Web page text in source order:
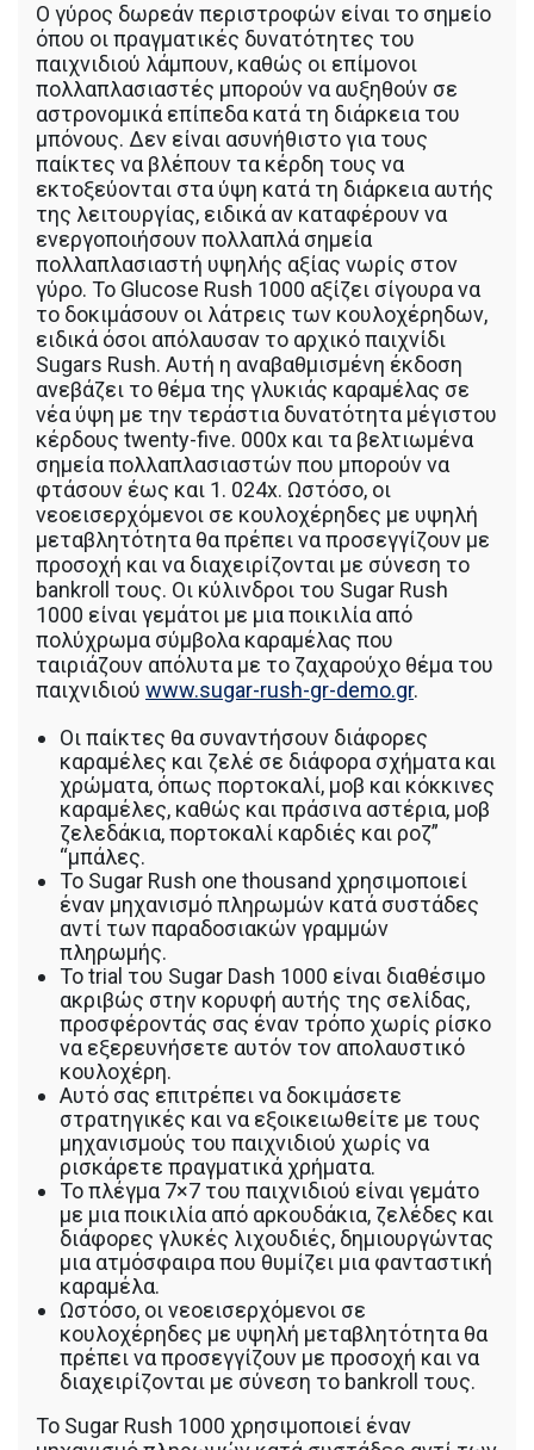
Ο γύρος δωρεάν περιστροφών είναι το σημείο
όπου οι πραγματικές δυνατότητες του
παιχνιδιού λάμπουν, καθώς οι επίμονοι
πολλαπλασιαστές μπορούν να αυξηθούν σε
αστρονομικά επίπεδα κατά τη διάρκεια του
μπόνους. Δεν είναι ασυνήθιστο για τους
παίκτες να βλέπουν τα κέρδη τους να
εκτοξεύονται στα ύψη κατά τη διάρκεια αυτής
της λειτουργίας, ειδικά αν καταφέρουν να
ενεργοποιήσουν πολλαπλά σημεία
πολλαπλασιαστή υψηλής αξίας νωρίς στον
γύρο. Το Glucose Rush 1000 αξίζει σίγουρα να
το δοκιμάσουν οι λάτρεις των κουλοχέρηδων,
ειδικά όσοι απόλαυσαν το αρχικό παιχνίδι
Sugars Rush. Αυτή η αναβαθμισμένη έκδοση
ανεβάζει το θέμα της γλυκιάς καραμέλας σε
νέα ύψη με την τεράστια δυνατότητα μέγιστου
κέρδους twenty-five. 000x και τα βελτιωμένα
σημεία πολλαπλασιαστών που μπορούν να
φτάσουν έως και 1. 024x. Ωστόσο, οι
νεοεισερχόμενοι σε κουλοχέρηδες με υψηλή
μεταβλητότητα θα πρέπει να προσεγγίζουν με
προσοχή και να διαχειρίζονται με σύνεση το
bankroll τους. Οι κύλινδροι του Sugar Rush
1000 είναι γεμάτοι με μια ποικιλία από
πολύχρωμα σύμβολα καραμέλας που
ταιριάζουν απόλυτα με το ζαχαρούχο θέμα του
παιχνιδιού www.sugar-rush-gr-demo.gr.
Οι παίκτες θα συναντήσουν διάφορες
καραμέλες και ζελέ σε διάφορα σχήματα και
χρώματα, όπως πορτοκαλί, μοβ και κόκκινες
καραμέλες, καθώς και πράσινα αστέρια, μοβ
ζελεδάκια, πορτοκαλί καρδιές και ροζ”
“μπάλες.
Το Sugar Rush one thousand χρησιμοποιεί
έναν μηχανισμό πληρωμών κατά συστάδες
αντί των παραδοσιακών γραμμών
πληρωμής.
Το trial του Sugar Dash 1000 είναι διαθέσιμο
ακριβώς στην κορυφή αυτής της σελίδας,
προσφέροντάς σας έναν τρόπο χωρίς ρίσκο
να εξερευνήσετε αυτόν τον απολαυστικό
κουλοχέρη.
Αυτό σας επιτρέπει να δοκιμάσετε
στρατηγικές και να εξοικειωθείτε με τους
μηχανισμούς του παιχνιδιού χωρίς να
ρισκάρετε πραγματικά χρήματα.
Το πλέγμα 7×7 του παιχνιδιού είναι γεμάτο
με μια ποικιλία από αρκουδάκια, ζελέδες και
διάφορες γλυκές λιχουδιές, δημιουργώντας
μια ατμόσφαιρα που θυμίζει μια φανταστική
καραμέλα.
Ωστόσο, οι νεοεισερχόμενοι σε
κουλοχέρηδες με υψηλή μεταβλητότητα θα
πρέπει να προσεγγίζουν με προσοχή και να
διαχειρίζονται με σύνεση το bankroll τους.
Το Sugar Rush 1000 χρησιμοποιεί έναν